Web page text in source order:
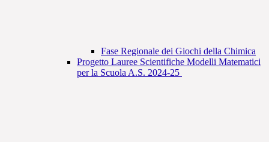
Fase Regionale dei Giochi della Chimica
Progetto Lauree Scientifiche Modelli Matematici
per la Scuola A.S. 2024-25